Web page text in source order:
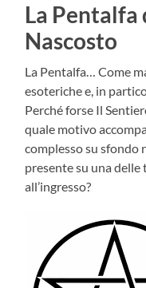
La Pentalfa
Nascosto
La Pentalfa… Come
esoteriche e, in
Perché forse Il
quale motivo
complesso su sfondo
presente su una
all’ingresso?